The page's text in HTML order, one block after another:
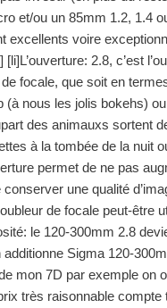
et/ou un 85mm 1.2, 1.4
excellents voire
2.8, c’est
focale, que soit en
(à nous les jolis bokehs)
des animauxs sortent
à la tombée de la nuit
permet de ne pas
une qualité
de focale peut-être
le 120-300mm 2.8
Sigma 120-
mon 7D par exemple on
très raisonnable compte